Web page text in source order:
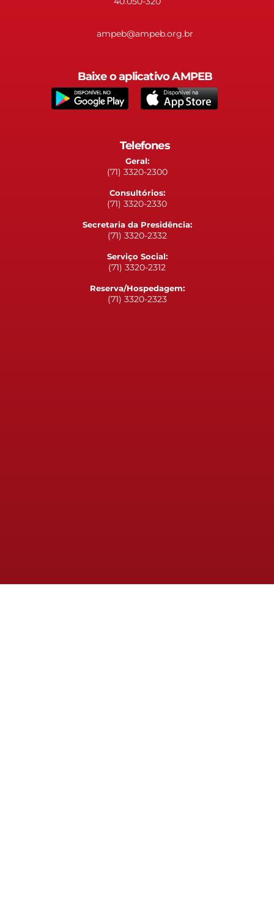
ampeb@ampeb.org.br
Baixe o aplicativo AMPEB
Telefones
Geral:
(71) 3320-2300
Consultórios:
(71) 3320-2330
Secretaria da Presidência:
(71) 3320-2332
Serviço Social:
(71) 3320-2312
Reserva/Hospedagem:
(71) 3320-2323